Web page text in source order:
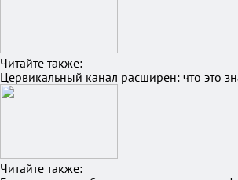
Читайте также:
Цервикальный канал расширен: что это
Читайте также: